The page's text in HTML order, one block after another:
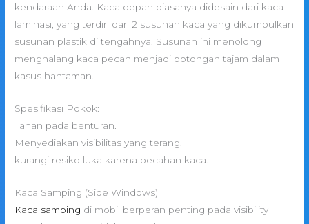
kendaraan Anda. Kaca depan biasanya didesain dari kaca
laminasi, yang terdiri dari 2 susunan kaca yang dikumpulkan
susunan plastik di tengahnya. Susunan ini menolong
menghalang kaca pecah menjadi potongan tajam dalam
kasus hantaman.
Spesifikasi Pokok:
Tahan pada benturan.
Menyediakan visibilitas yang terang.
kurangi resiko luka karena pecahan kaca.
Kaca Samping (Side Windows)
Kaca samping di mobil berperan penting pada visibility